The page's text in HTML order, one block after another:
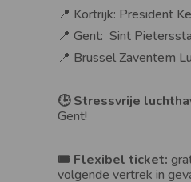
📍 Kortrijk: President
📍 Gent: Sint
📍 Brussel Zaventem
🕒 Stressvrije
Gent!
🎟️ Flexibel ticket:
volgende vertrek in